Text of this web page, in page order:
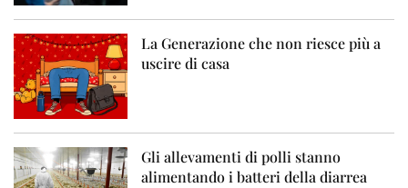
La Generazione che non riesce più a
uscire di casa
Gli allevamenti di polli stanno
alimentando i batteri della diarrea